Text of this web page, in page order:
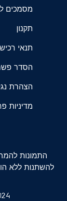
מסמכים
תקנון
תנאי
הסדר
הצהרת
מדיניות
התמונות
להשתנות ללא